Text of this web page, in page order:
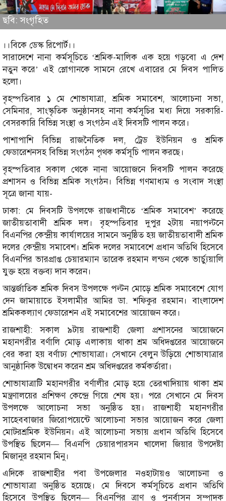
ছবি: সংগৃহিত
।।বিকে ডেস্ক রিপোর্ট।।
সারাদেশে নানা কর্মসূচিতে ‘শ্রমিক-মালিক এক হয়ে গড়বো এ দেশ
নতুন করে’ এই স্লোগানকে সামনে রেখে এবারের মে দিবস পালিত
হলো।
বৃহস্পতিবার ১ মে শোভাযাত্রা, শ্রমিক সমাবেশ, আলোচনা সভা,
সেমিনার, সাংস্কৃতিক অনুষ্ঠানসহ নানা কর্মসূচির মধ্য দিয়ে সরকারি-
বেসরকারি বিভিন্ন সংস্থা ও সংগঠন এই দিবসটি পালন করে।
পাশাপাশি বিভিন্ন রাজনৈতিক দল, ট্রেড ইউনিয়ন ও শ্রমিক
ফেডারেশনসহ বিভিন্ন সংগঠন পৃথক কর্মসূচি পালন করছে।
বৃহস্পতিবার সকাল থেকে নানা আয়োজনে দিবসটি পালন করেছে
প্রশাসন ও বিভিন্ন শ্রমিক সংগঠন। বিভিন্ন গণমাধ্যম ও সংবাদ সংস্থা
সূত্রে জানা যায়-
ঢাকা: মে দিবসটি উপলক্ষে রাজধানীতে ‘শ্রমিক সমাবেশ’ করেছে
জাতীয়তাবাদী শ্রমিক দল। বৃহস্পতিবার দুপুর ২টায় নয়াপল্টনে
বিএনপির কেন্দ্রীয় কার্যালয়ের সামনে অনুষ্ঠিত হয় জাতীয়তাবাদী শ্রমিক
দলের কেন্দ্রীয় সমাবেশ। শ্রমিক দলের সমাবেশে প্রধান অতিথি হিসেবে
বিএনপির ভারপ্রাপ্ত চেয়ারম্যান তারেক রহমান লন্ডন থেকে ভার্চ্যুয়ালি
যুক্ত হয়ে বক্তব্য দান করেন।
আন্তর্জাতিক শ্রমিক দিবস উপলক্ষে পল্টন মোড়ে শ্রমিক সমাবেশে যোগ
দেন জামায়াতে ইসলামীর আমির ডা. শফিকুর রহমান। বাংলাদেশ
শ্রমিককল্যাণ ফেডারেশন এই সমাবেশের আয়োজন করে।
রাজশাহী: সকাল ৯টায় রাজশাহী জেলা প্রশাসনের আয়োজনে
মহানগরীর বর্ণালি মোড় এলাকায় থাকা শ্রম অধিদপ্তরের আয়োজনে
বের করা হয় বর্ণাঢ্য শোভাযাত্রা। সেখানে বেলুন উড়িয়ে শোভাযাত্রার
আনুষ্ঠানিক উদ্বোধন করেন শ্রম অধিদপ্তরের কর্মকর্তারা।
শোভাযাত্রাটি মহানগরীর বর্ণালীর মোড় হয়ে তেরখাদিয়ায় থাকা শ্রম
মন্ত্রণালয়ের প্রশিক্ষণ কেন্দ্রে গিয়ে শেষ হয়। পরে সেখানে মে দিবস
উপলক্ষে আলোচনা সভা অনুষ্ঠিত হয়। রাজশাহী মহানগরীর
সাহেববাজার জিরোপয়েন্টে আলোচনা সভার আয়োজন করে জেলা
মোটরশ্রমিক ইউনিয়ন। এই আলোচনা সভায় প্রধান অতিথি হিসেবে
উপস্থিত ছিলেন— বিএনপি চেয়ারপারসন খালেদা জিয়ার উপদেষ্টা
মিজানুর রহমান মিনু।
এদিকে রাজশাহীর পবা উপজেলার নওহাটায়ও আলোচনা ও
শোভাযাত্রা অনুষ্ঠিত হয়েছে। মে দিবসে কর্মসূচিতে প্রধান অতিথি
হিসেবে উপস্থিত ছিলেন— বিএনপির ত্রাণ ও পুনর্বাসন সম্পাদক